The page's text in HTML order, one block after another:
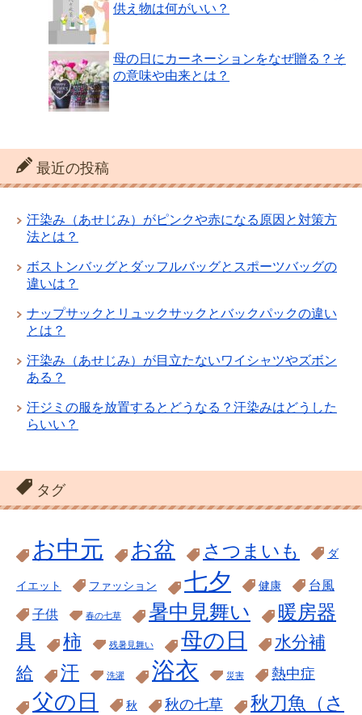
供え物は何がいい？
母の日にカーネーションをなぜ贈る？そ
の意味や由来とは？
最近の投稿
汗染み（あせじみ）がピンクや赤になる原因と対策方
法とは？
ボストンバッグとダッフルバッグとスポーツバッグの
違いは？
ナップサックとリュックサックとバックパックの違い
とは？
汗染み（あせじみ）が目立たないワイシャツやズボン
ある？
汗ジミの服を放置するとどうなる？汗染みはどうした
らいい？
タグ
お中元 お盆 さつまいも ダ
イエット ファッション 七夕 健康
台風
子供
春の七草 暑中見舞い
暖房器
具
柿 残暑見舞い 母の日
水分補
給
汗 洗濯 浴衣 災害 熱中症
父の日 秋 秋の七草
秋刀魚（さ